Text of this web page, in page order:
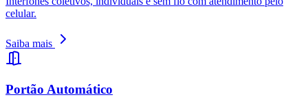
celular.
Saiba mais
Portão Automático